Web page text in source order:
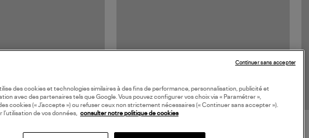
des cookies et technologies similaires à des fins de performance, personnalisation, publicité et
avec des partenaires tels que Google. Vous pouvez configurer vos choix via « Paramétrer »,
cookies (« J’accepte ») ou refuser ceux non strictement nécessaires (« Continuer sans accepter »).
l’utilisation de vos données, consulter notre politique de cookies
Continuer sans accepter